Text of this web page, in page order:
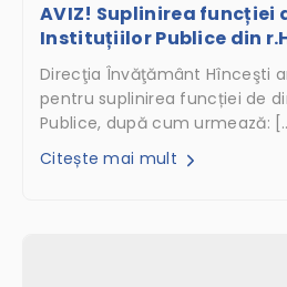
AVIZ! Suplinirea funcției
Instituțiilor Publice din
Direcţia Învăţământ Hînceşti
pentru suplinirea funcției de
Publice, după cum urmează:
Citește mai mult